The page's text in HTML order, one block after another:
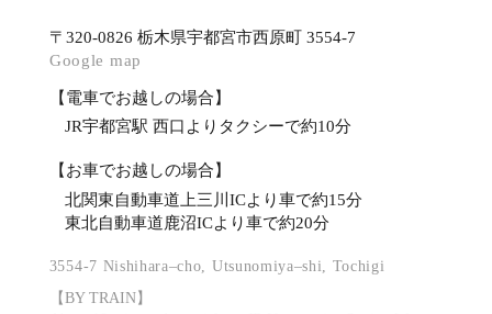
〒320-0826 栃木県宇都宮市西原町 3554-7
Google map
【電車でお越しの場合】
JR宇都宮駅 西口よりタクシーで約10分
【お車でお越しの場合】
北関東自動車道上三川ICより車で約15分
東北自動車道鹿沼ICより車で約20分
3554-7 Nishihara–cho, Utsunomiya–shi, Tochigi
【BY TRAIN】